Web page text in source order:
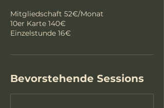
Mitgliedschaft 52€/Monat
10er Karte 140€
Einzelstunde 16€
Bevorstehende Sessions